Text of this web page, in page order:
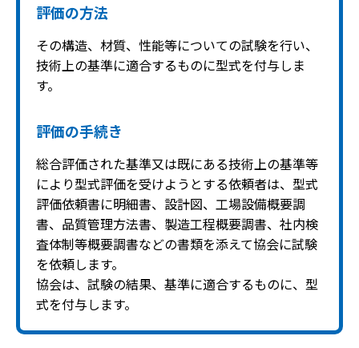
評価の方法
その構造、材質、性能等についての試験を行い、
技術上の基準に適合するものに型式を付与しま
す。
評価の手続き
総合評価された基準又は既にある技術上の基準等
により型式評価を受けようとする依頼者は、型式
評価依頼書に明細書、設計図、工場設備概要調
書、品質管理方法書、製造工程概要調書、社内検
査体制等概要調書などの書類を添えて協会に試験
を依頼します。
協会は、試験の結果、基準に適合するものに、型
式を付与します。